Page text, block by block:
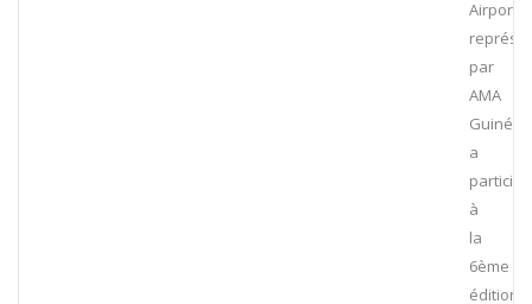
Airports
par
AMA
Guinée
a
participé
à
la
6ème
édition